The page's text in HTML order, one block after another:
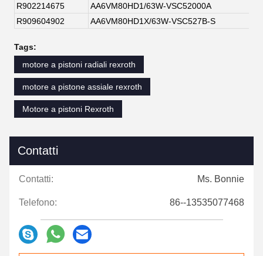
R902214675
AA6VM80HD1/63W-VSC52000A
R909604902
AA6VM80HD1X/63W-VSC527B-S
Tags:
motore a pistoni radiali rexroth
motore a pistone assiale rexroth
Motore a pistoni Rexroth
Contatti
Contatti: Ms. Bonnie
Telefono: 86--13535077468